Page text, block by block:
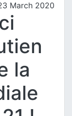
March 2020
la